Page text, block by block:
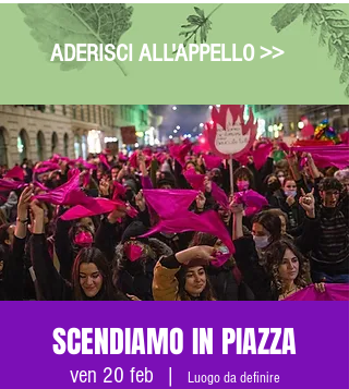
ADERISCI ALL'APPELLO >>
SCENDIAMO IN PIAZZA
ven 20 feb
  |
Luogo da definire